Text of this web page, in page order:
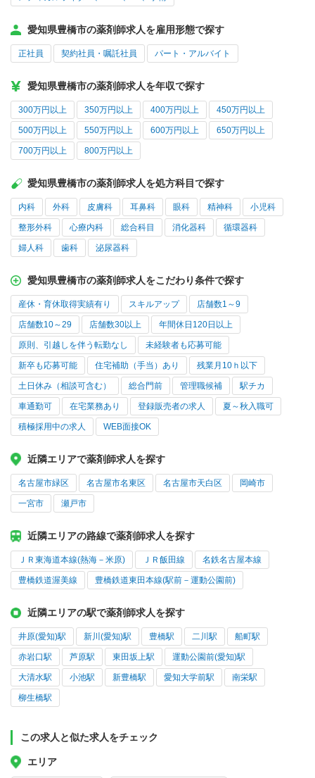
愛知県豊橋市の薬剤師求人を雇用形態で探す
正社員 契約社員・嘱託社員 パート・アルバイト
愛知県豊橋市の薬剤師求人を年収で探す
300万円以上 350万円以上 400万円以上 450万円以上
500万円以上 550万円以上 600万円以上 650万円以上
700万円以上 800万円以上
愛知県豊橋市の薬剤師求人を処方科目で探す
内科 外科 皮膚科 耳鼻科 眼科 精神科 小児科
整形外科 心療内科 総合科目 消化器科 循環器科
婦人科 歯科 泌尿器科
愛知県豊橋市の薬剤師求人をこだわり条件で探す
産休・育休取得実績有り スキルアップ 店舗数1～9
店舗数10～29 店舗数30以上 年間休日120日以上
原則、引越しを伴う転勤なし 未経験者も応募可能
新卒も応募可能 住宅補助（手当）あり 残業月10ｈ以下
土日休み（相談可含む） 総合門前 管理職候補 駅チカ
車通勤可 在宅業務あり 登録販売者の求人 夏～秋入職可
積極採用中の求人 WEB面接OK
近隣エリアで薬剤師求人を探す
名古屋市緑区 名古屋市名東区 名古屋市天白区 岡崎市
一宮市 瀬戸市
近隣エリアの路線で薬剤師求人を探す
ＪＲ東海道本線(熱海－米原) ＪＲ飯田線 名鉄名古屋本線
豊橋鉄道渥美線 豊橋鉄道東田本線(駅前－運動公園前)
近隣エリアの駅で薬剤師求人を探す
井原(愛知)駅 新川(愛知)駅 豊橋駅 二川駅 船町駅
赤岩口駅 芦原駅 東田坂上駅 運動公園前(愛知)駅
大清水駅 小池駅 新豊橋駅 愛知大学前駅 南栄駅
柳生橋駅
この求人と似た求人をチェック
エリア